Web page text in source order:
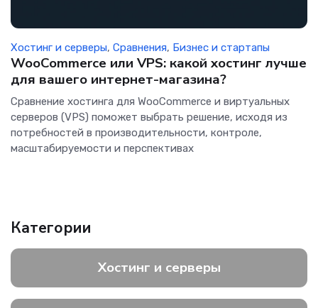
Хостинг и серверы, Сравнения, Бизнес и стартапы
WooCommerce или VPS: какой хостинг лучше
для вашего интернет-магазина?
Сравнение хостинга для WooCommerce и виртуальных
серверов (VPS) поможет выбрать решение, исходя из
потребностей в производительности, контроле,
масштабируемости и перспективах
Категории
Хостинг и серверы